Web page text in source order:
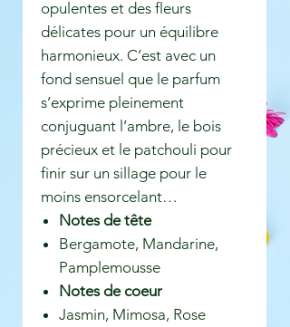
opulentes et des fleurs
délicates pour un équilibre
harmonieux. C’est avec un
fond sensuel que le parfum
s’exprime pleinement
conjuguant l’ambre, le bois
précieux et le patchouli pour
finir sur un sillage pour le
moins ensorcelant…
Notes de tête
Bergamote, Mandarine,
Pamplemousse
Notes de coeur
Jasmin, Mimosa, Rose